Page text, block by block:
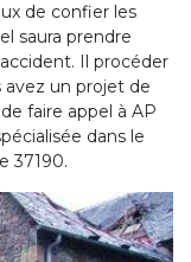
de confier les
saura prendre
Il procéder
avez un projet de
faire appel à AP
dans le
37190.